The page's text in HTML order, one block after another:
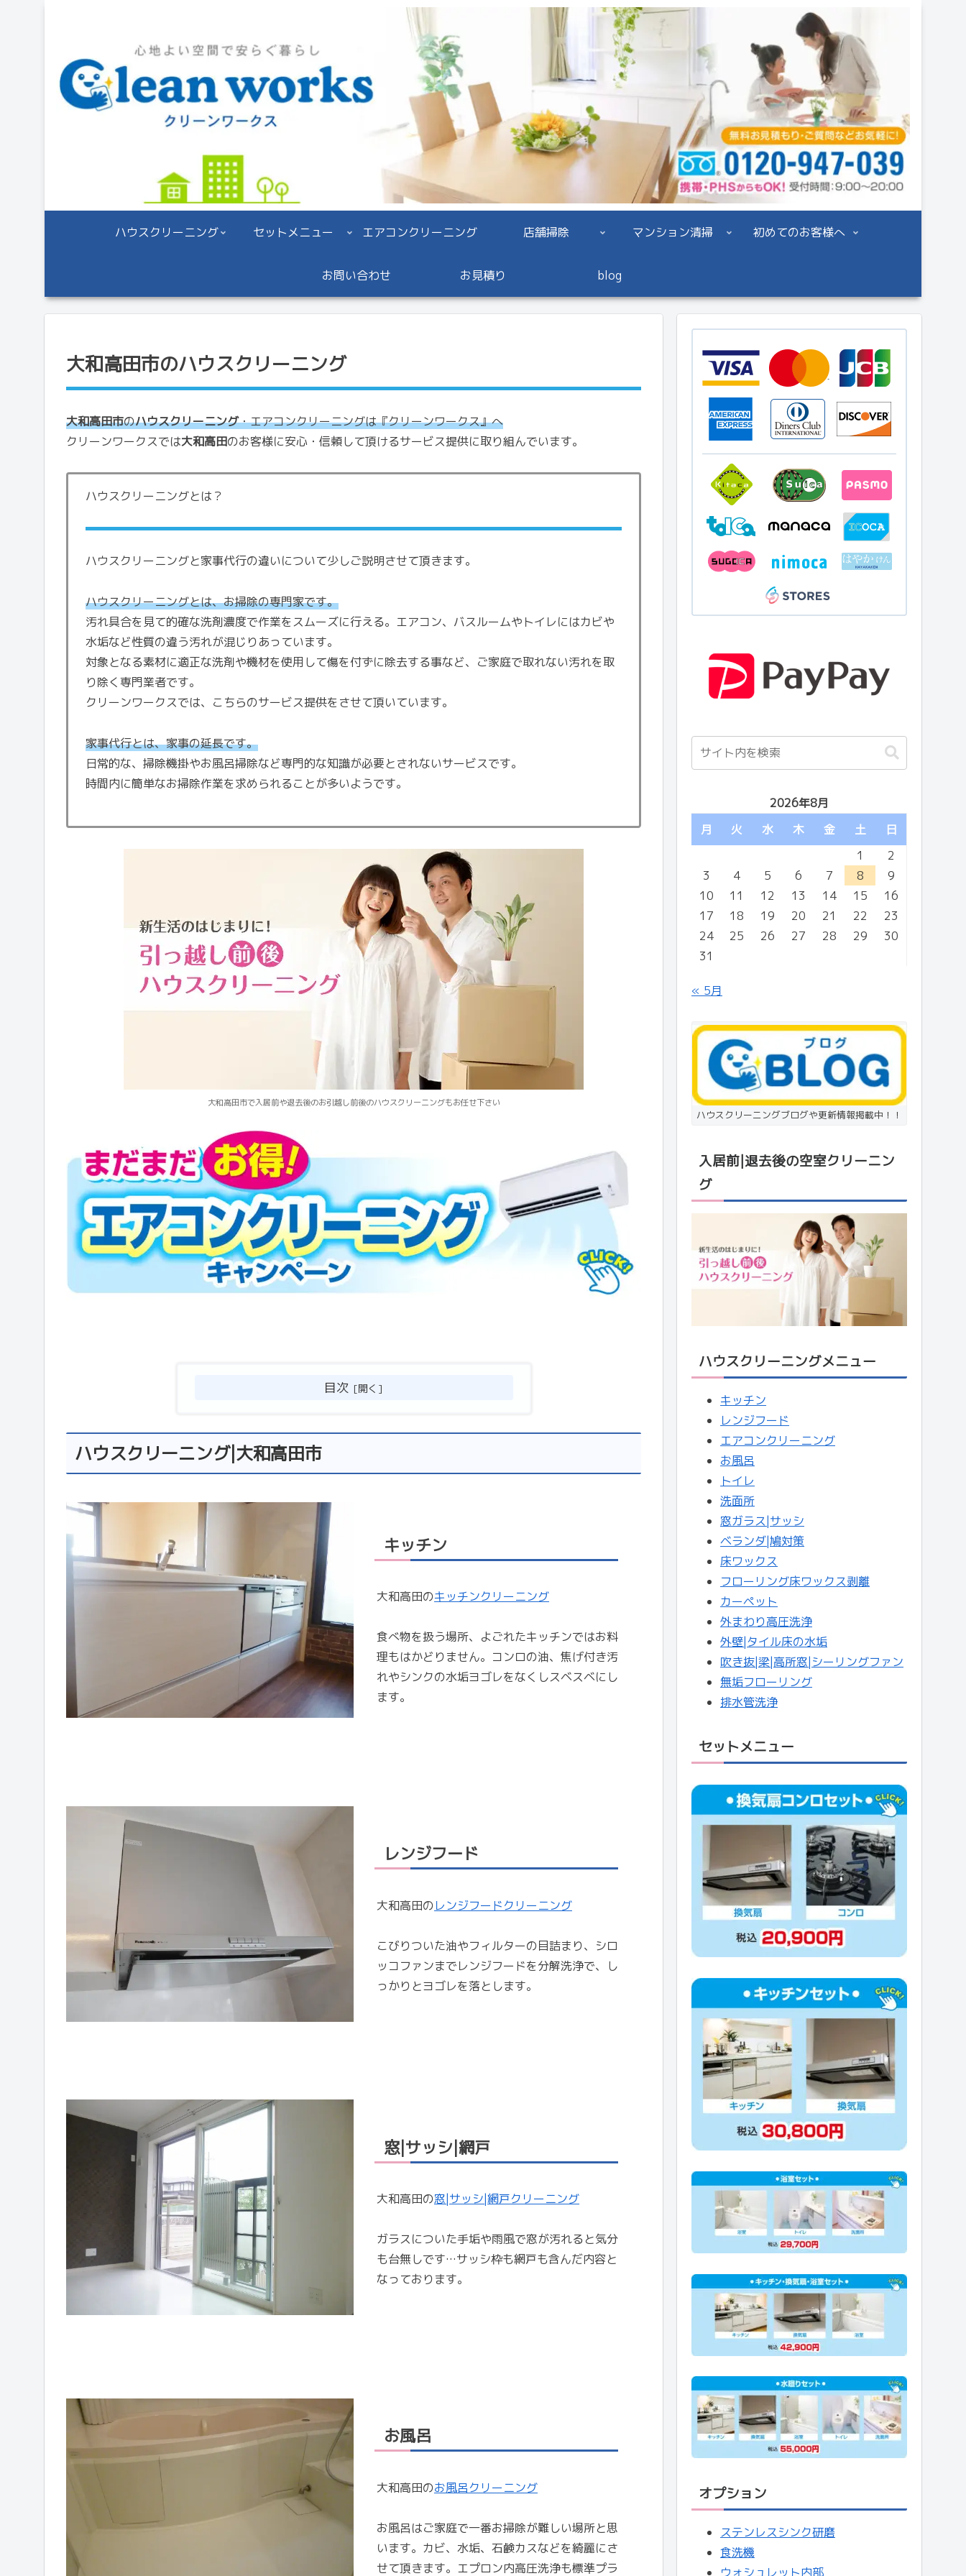
ハウスクリーニング セットメニュー エアコンクリーニング 店舗掃除 マンション清掃 初めてのお客様へ
お問い合わせ お見積り blog
大和高田市のハウスクリーニング
大和高田市のハウスクリーニング・エアコンクリーニングは『クリーンワークス』へ
クリーンワークスでは大和高田のお客様に安心・信頼して頂けるサービス提供に取り組んでいます。
ハウスクリーニングとは？
ハウスクリーニングと家事代行の違いについて少しご説明させて頂きます。
ハウスクリーニングとは、お掃除の専門家です。
汚れ具合を見て的確な洗剤濃度で作業をスムーズに行える。エアコン、バスルームやトイレにはカビや
水垢など性質の違う汚れが混じりあっています。
対象となる素材に適正な洗剤や機材を使用して傷を付ずに除去する事など、ご家庭で取れない汚れを取
り除く専門業者です。
クリーンワークスでは、こちらのサービス提供をさせて頂いています。
家事代行とは、家事の延長です。
日常的な、掃除機掛やお風呂掃除など専門的な知識が必要とされないサービスです。
時間内に簡単なお掃除作業を求められることが多いようです。
大和高田市で入居前や退去後のお引越し前後のハウスクリーニングもお任せ下さい
目次
ハウスクリーニング|大和高田市
キッチン
大和高田のキッチンクリーニング
食べ物を扱う場所、よごれたキッチンではお料
理もはかどりません。コンロの油、焦げ付き汚
れやシンクの水垢ヨゴレをなくしスベスベにし
ます。
レンジフード
大和高田のレンジフードクリーニング
こびりついた油やフィルターの目詰まり、シロ
ッコファンまでレンジフードを分解洗浄で、し
っかりとヨゴレを落とします。
窓|サッシ|網戸
大和高田の窓|サッシ|網戸クリーニング
ガラスについた手垢や雨風で窓が汚れると気分
も台無しです…サッシ枠も網戸も含んだ内容と
なっております。
お風呂
大和高田のお風呂クリーニング
お風呂はご家庭で一番お掃除が難しい場所と思
います。カビ、水垢、石鹸カスなどを綺麗にさ
せて頂きます。エプロン内高圧洗浄も標準プラ
2026年8月
月
火 水 木 金 土
日
1
2
3
4 5 6 7 8
9
10
11 12 13 14 15
16
17
18 19 20 21 22
23
24
25 26 27 28 29
30
31
« 5月
ハウスクリーニングブログや更新情報掲載中！！
入居前|退去後の空室クリーニン
グ
ハウスクリーニングメニュー
キッチン
レンジフード
エアコンクリーニング
お風呂
トイレ
洗面所
窓ガラス|サッシ
ベランダ|鳩対策
床ワックス
フローリング床ワックス剥離
カーペット
外まわり高圧洗浄
外壁|タイル床の水垢
吹き抜|梁|高所窓|シーリングファン
無垢フローリング
排水管洗浄
セットメニュー
オプション
ステンレスシンク研磨
食洗機
ウォシュレット内部